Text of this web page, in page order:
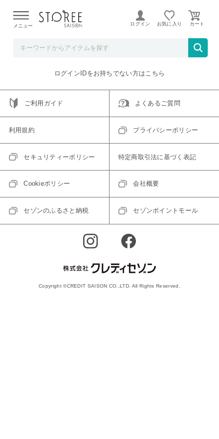
よる配送遅延が発生しております。
メニュー ログイン お気に入り
ご指定のアイテムは取り扱い終了、またはただいま取り扱い
トップへ戻る
ログインIDをお持ちでない方はこちら
ご利用ガイド よくあるご質問
利用規約 プライバシーポリシー
セキュリティーポリシー 特定商取引法に基づく表記
Cookieポリシー 会社概要
セゾンのふるさと納税 セゾンポイントモール
Copyright ©CREDIT SAISON CO.,LTD. All Rights Reserved.